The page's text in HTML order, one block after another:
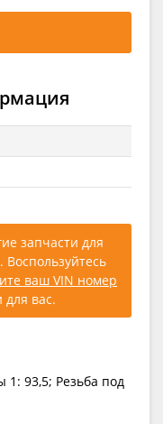
запчасти для
Воспользуйтесь
ваш VIN номер
вас.
93,5; Резьба под